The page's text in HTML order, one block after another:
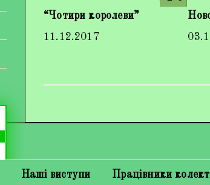
“Чотири королеви”
11.12.2017
Наші виступи Працівники